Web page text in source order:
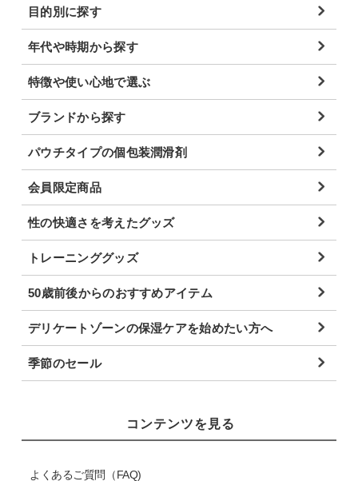
目的別に探す
年代や時期から探す
特徴や使い心地で選ぶ
ブランドから探す
パウチタイプの個包装潤滑剤
会員限定商品
性の快適さを考えたグッズ
トレーニンググッズ
50歳前後からのおすすめアイテム
デリケートゾーンの保湿ケアを始めたい方へ
季節のセール
コンテンツを見る
よくあるご質問（FAQ)